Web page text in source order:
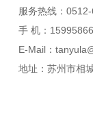
服务热线：
手 机：
E-Mail：
地址：苏州市相